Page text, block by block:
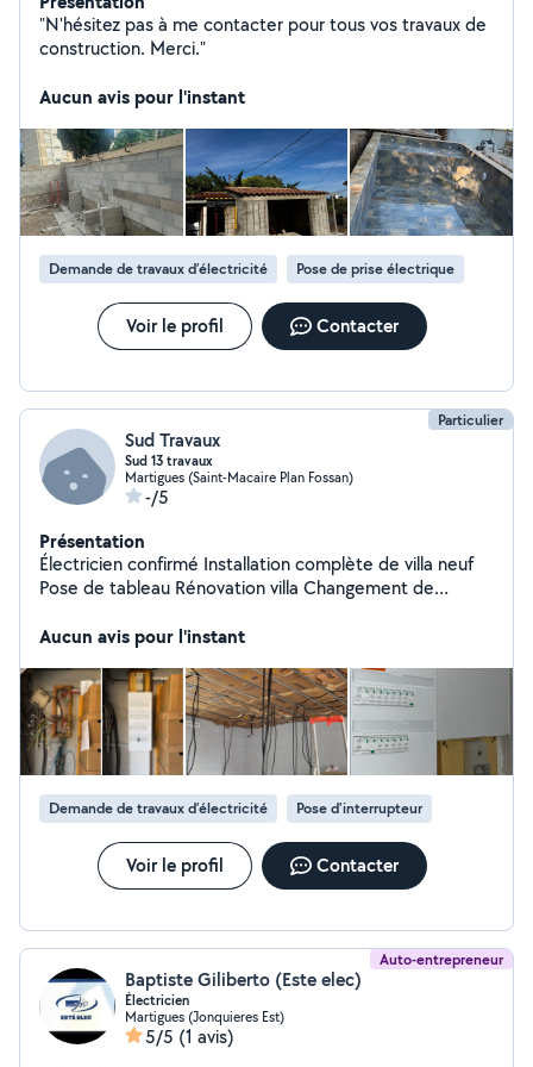
"N'hésitez pas à me contacter pour tous vos travaux de
construction. Merci."
Aucun avis pour l'instant
Demande de travaux d’électricité Pose de prise électrique
Voir le profil Contacter
Particulier
Sud Travaux
Sud 13 travaux
Martigues (Saint-Macaire Plan Fossan)
-/5
Présentation
Électricien confirmé Installation complète de villa neuf
Pose de tableau Rénovation villa Changement de
Aucun avis pour l'instant
Demande de travaux d’électricité Pose d'interrupteur
Voir le profil Contacter
Auto-entrepreneur
Baptiste Giliberto (Este elec)
Électricien
Martigues (Jonquieres Est)
5/5 (1 avis)